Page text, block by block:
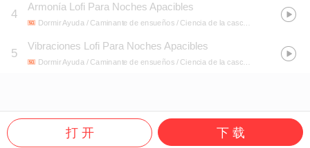
4
Armonía Lofi Para Noches Apacibles
Dormir Ayuda / Caminante de ensueños / Ciencia de la cascada - Música Lofi
5
Vibraciones Lofi Para Noches Apacibles
Dormir Ayuda / Caminante de ensueños / Ciencia de la cascada - Música Lofi
打 开 下 载